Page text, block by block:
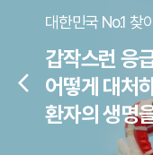
대한민국 No.1 찾
갑작스런 응
어떻게 대처
환자의 생명
arrow_back_ios